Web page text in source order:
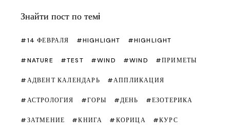
Знайти пост по темi
14 ФЕВРАЛЯ HIGHLIGHT HIGHLIGHT
NATURE TEST WIND WIND ПРИМЕТЫ
АДВЕНТ КАЛЕНДАРЬ АППЛИКАЦИЯ
АСТРОЛОГИЯ ГОРЫ ДЕНЬ ЕЗОТЕРИКА
ЗАТМЕНИЕ КНИГА КОРИЦА КУРС